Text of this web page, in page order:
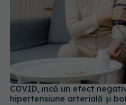
COVID, încă un efect
hipertensiune arterială și